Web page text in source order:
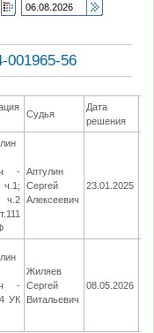
001965-56
Судья
Дата
решения
-
ч.1;
ч.2
Аптулин
Сергей
Алексеевич
23.01.2025
-
УК
Жиляев
Сергей
Витальевич
08.05.2026